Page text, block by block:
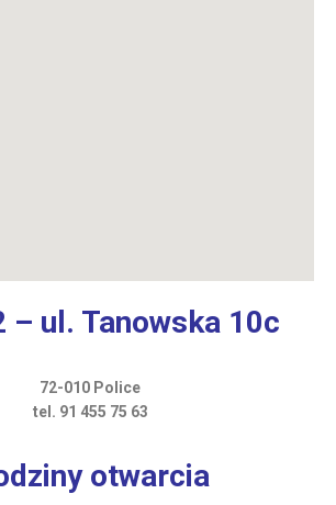
– ul. Tanowska 10c
72-010 Police
tel. 91 455 75 63
otwarcia